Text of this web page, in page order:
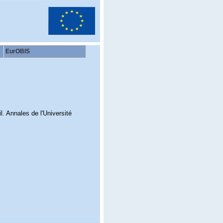
EurOBIS
Annales de l'Université